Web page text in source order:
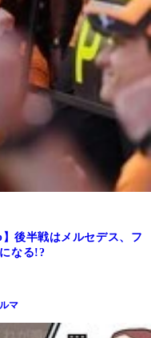
】後半戦はメルセデス、フ
なる!?
マ